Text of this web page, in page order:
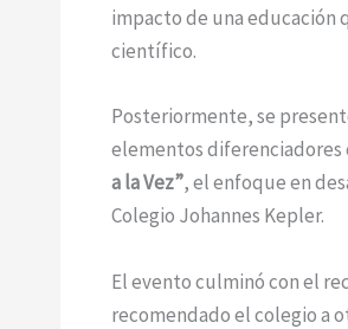
impacto de una educación
científico.
Posteriormente, se
elementos
a la Vez”, el enfoque en
Colegio Johannes Kepler.
El evento culminó con el
recomendado el colegio a